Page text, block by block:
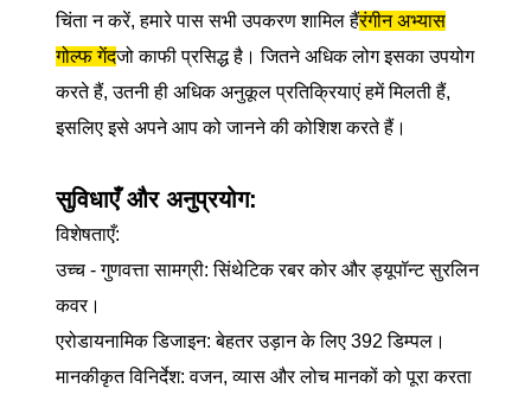
चिंता न करें, हमारे पास सभी उपकरण शामिल हैंरंगीन अभ्यास
गोल्फ गेंदजो काफी प्रसिद्ध है। जितने अधिक लोग इसका उपयोग
करते हैं, उतनी ही अधिक अनुकूल प्रतिक्रियाएं हमें मिलती हैं,
इसलिए इसे अपने आप को जानने की कोशिश करते हैं।
सुविधाएँ और अनुप्रयोग:
विशेषताएँ:
उच्च - गुणवत्ता सामग्री: सिंथेटिक रबर कोर और ड्यूपॉन्ट सुरलिन
कवर।
एरोडायनामिक डिजाइन: बेहतर उड़ान के लिए 392 डिम्पल।
मानकीकृत विनिर्देश: वजन, व्यास और लोच मानकों को पूरा करता